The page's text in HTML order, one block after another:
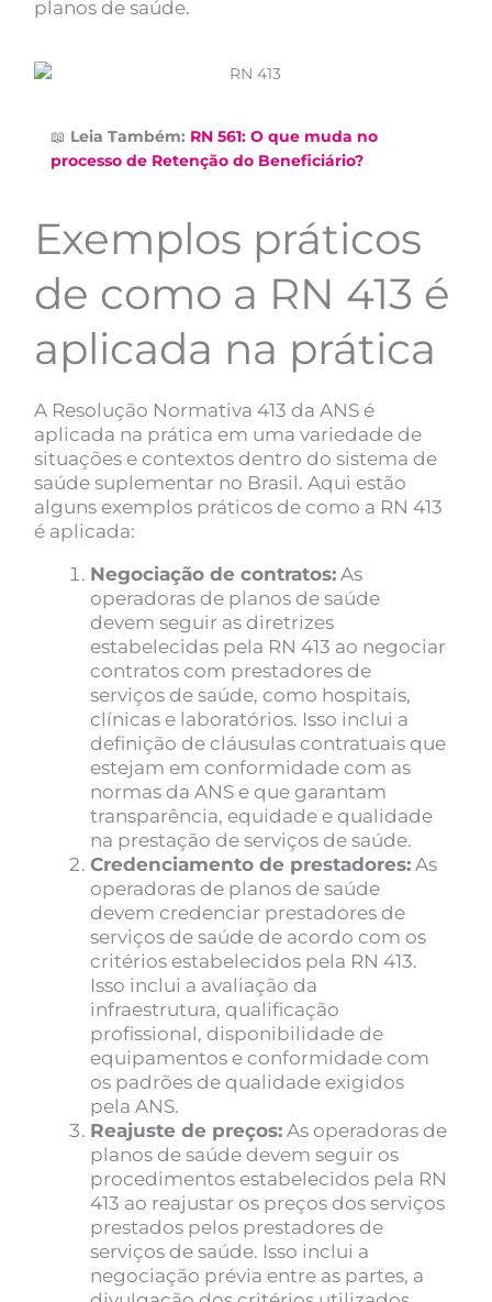
planos de saúde.
📖 Leia Também: RN 561: O que muda no
processo de Retenção do Beneficiário?
Exemplos práticos
de como a RN 413 é
aplicada na prática
A Resolução Normativa 413 da ANS é
aplicada na prática em uma variedade de
situações e contextos dentro do sistema de
saúde suplementar no Brasil. Aqui estão
alguns exemplos práticos de como a RN 413
é aplicada:
Negociação de contratos: As
operadoras de planos de saúde
devem seguir as diretrizes
estabelecidas pela RN 413 ao negociar
contratos com prestadores de
serviços de saúde, como hospitais,
clínicas e laboratórios. Isso inclui a
definição de cláusulas contratuais que
estejam em conformidade com as
normas da ANS e que garantam
transparência, equidade e qualidade
na prestação de serviços de saúde.
Credenciamento de prestadores: As
operadoras de planos de saúde
devem credenciar prestadores de
serviços de saúde de acordo com os
critérios estabelecidos pela RN 413.
Isso inclui a avaliação da
infraestrutura, qualificação
profissional, disponibilidade de
equipamentos e conformidade com
os padrões de qualidade exigidos
pela ANS.
Reajuste de preços: As operadoras de
planos de saúde devem seguir os
procedimentos estabelecidos pela RN
413 ao reajustar os preços dos serviços
prestados pelos prestadores de
serviços de saúde. Isso inclui a
negociação prévia entre as partes, a